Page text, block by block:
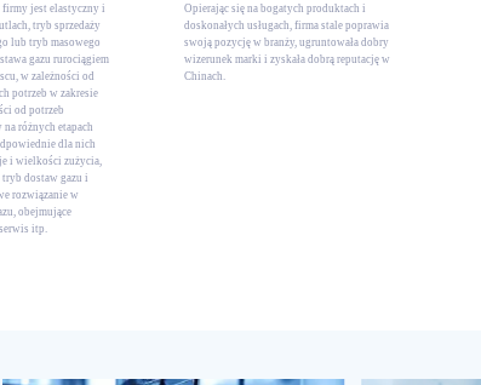
jest elastyczny i
tryb sprzedaży
lub tryb masowego
gazu rurociągiem
w zależności od
potrzeb w zakresie
od potrzeb
różnych etapach
dla nich
i wielkości zużycia,
dostaw gazu i
rozwiązanie w
obejmujące
itp.
Opierając się na bogatych produktach i
doskonałych usługach, firma stale poprawia
swoją pozycję w branży, ugruntowała dobry
wizerunek marki i zyskała dobrą reputację w
Chinach.